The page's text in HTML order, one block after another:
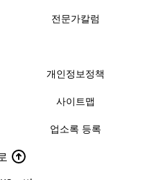
전문가칼럼
개인정보정책
사이트맵
업소록 등록